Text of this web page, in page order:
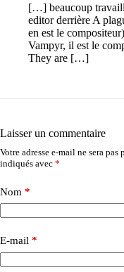
[…] beaucoup
editor derrière A
en est le
Vampyr, il est le
They are […]
Laisser un commentaire
Votre adresse e-mail ne sera pas
indiqués avec *
Nom *
E-mail *